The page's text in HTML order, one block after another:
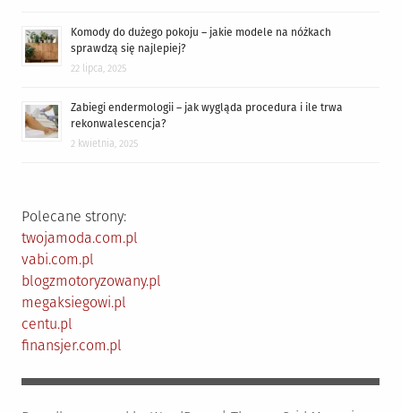
Komody do dużego pokoju – jakie modele na nóżkach
sprawdzą się najlepiej?
22 lipca, 2025
Zabiegi endermologii – jak wygląda procedura i ile trwa
rekonwalescencja?
2 kwietnia, 2025
Polecane strony:
twojamoda.com.pl
vabi.com.pl
blogzmotoryzowany.pl
megaksiegowi.pl
centu.pl
finansjer.com.pl